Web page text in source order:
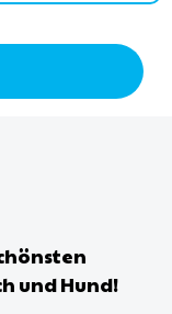
und Hund!